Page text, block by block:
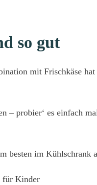
so gut
mit Frischkäse hat
probier‘ es einfach
besten im Kühlschrank